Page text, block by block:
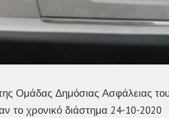
Ομάδας Δημόσιας Ασφάλειας
το χρονικό διάστημα 24-10-2020